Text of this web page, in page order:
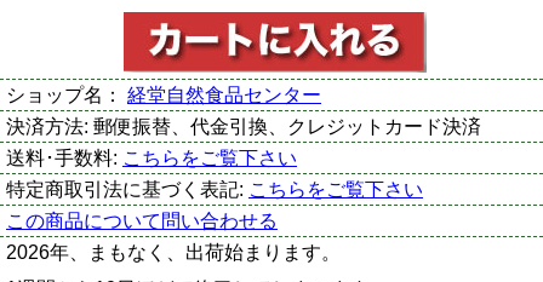
ショップ名： 経堂自然食品センター
決済方法: 郵便振替、代金引換、クレジットカード決済
送料･手数料: こちらをご覧下さい
特定商取引法に基づく表記: こちらをご覧下さい
この商品について問い合わせる
2026年、まもなく、出荷始まります。